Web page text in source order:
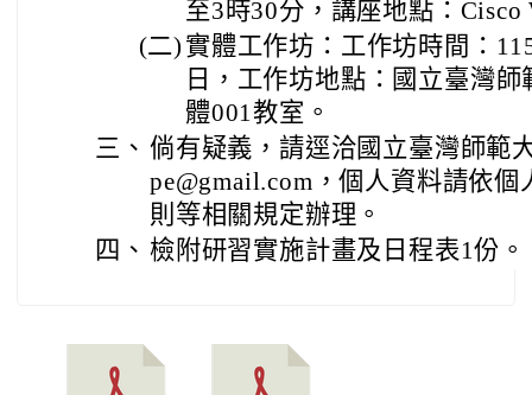
至3時30分，講座地點：Cisco
(二) 實體工作坊：工作坊時間：
日，工作坊地點：國立臺灣
體001教室。
三、 倘有疑義，請逕洽國立臺灣師範
pe@gmail.com，個人資料請依
則等相關規定辦理。
四、 檢附研習實施計畫及日程表1份。